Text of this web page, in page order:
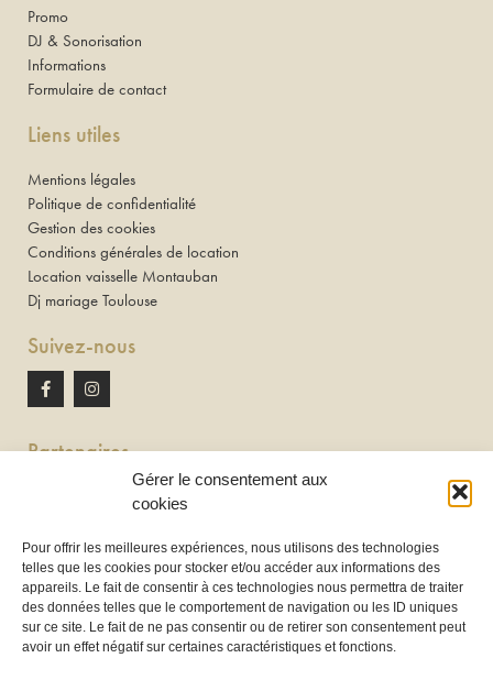
Gérer le consentement aux
cookies
Pour offrir les meilleures expériences, nous utilisons des technologies
telles que les cookies pour stocker et/ou accéder aux informations des
appareils. Le fait de consentir à ces technologies nous permettra de traiter
des données telles que le comportement de navigation ou les ID uniques
sur ce site. Le fait de ne pas consentir ou de retirer son consentement peut
avoir un effet négatif sur certaines caractéristiques et fonctions.
Promo
DJ & Sonorisation
Informations
Formulaire de contact
Liens utiles
Mentions légales
Politique de confidentialité
Gestion des cookies
Conditions générales de location
Location vaisselle Montauban
Dj mariage Toulouse
Suivez-nous
Partenaires
Newton discomobile
Location de tireuse à bière :
Les Frères Brasseurs à Aucamville